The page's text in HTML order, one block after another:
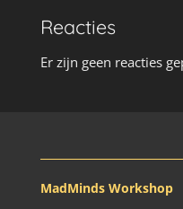
Reacties
Er zijn geen reacties
MadMinds Workshop